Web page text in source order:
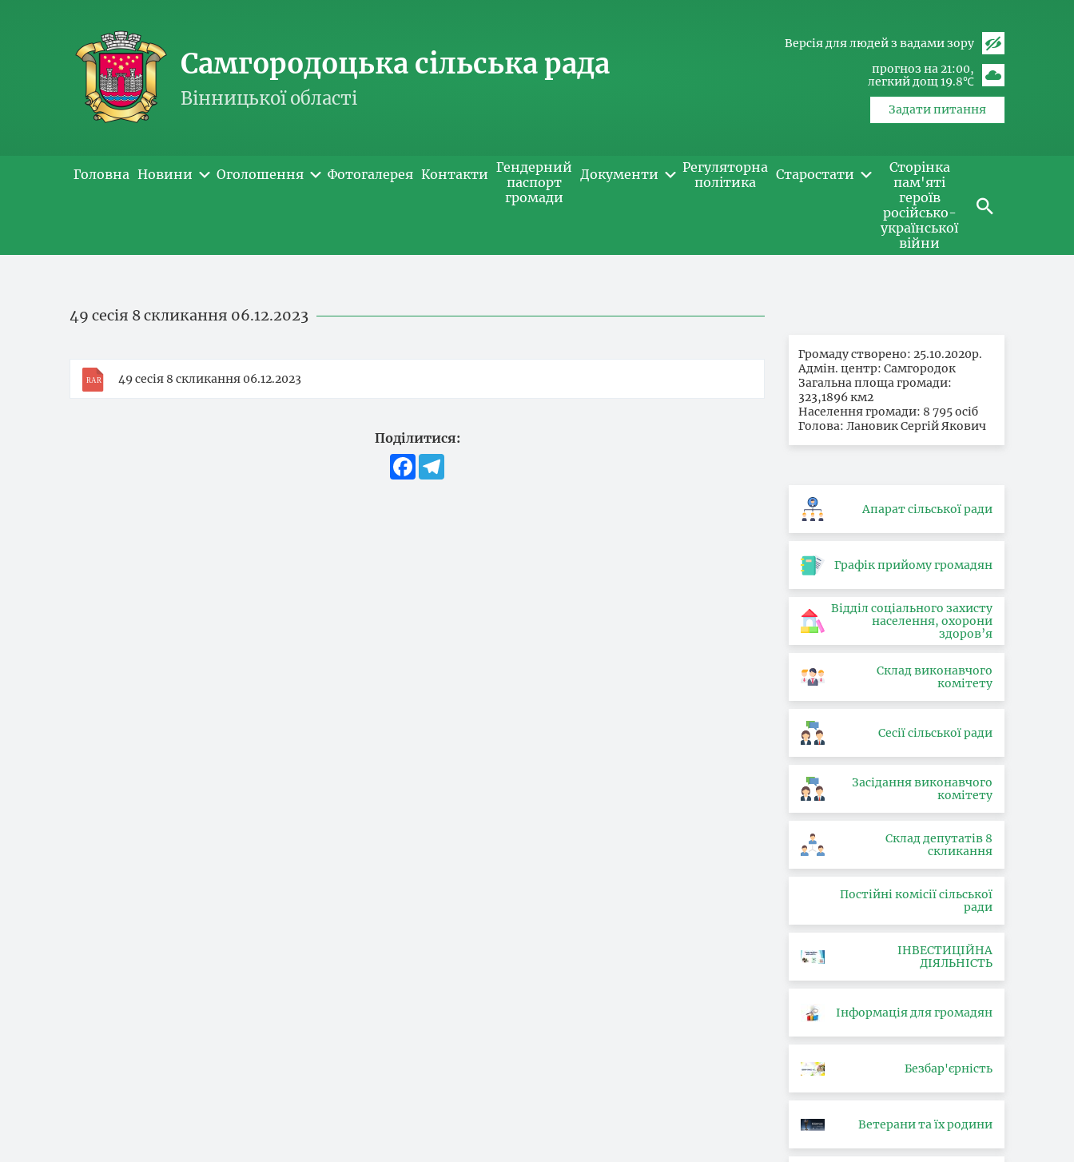
Самгородоцька сільська рада
Вінницької області
Версія для людей з вадами зору
прогноз на 21:00
легкий дощ 19.8℃
Задати питання
Головна Новини Оголошення Фотогалерея Контакти Гендерний
паспорт
громади
Документи
Регуляторна
політика
Старостати
Сторінка
пам'яті
героїв
російсько-
української
війни
49 сесія 8 скликання 06.12.2023
49 сесія 8 скликання 06.12.2023
Поділитися:
Facebook
Громаду створено: 25.10.2020р.
Адмін. центр: Самгородок
Загальна площа громади:
323,1896 км2
Населення громади: 8 795 осіб
Голова: Лановик Сергій Якович
Апарат сільської ради
Графік прийому громадян
Відділ соціального захисту
населення, охорони
здоров’я
Склад виконавчого
комітету
Сесії сільської ради
Засідання виконавчого
комітету
Склад депутатів 8
скликання
Постійні комісії сільської
ради
ІНВЕСТИЦІЙНА
ДІЯЛЬНІСТЬ
Інформація для громадян
Безбар'єрність
Ветерани та їх родини